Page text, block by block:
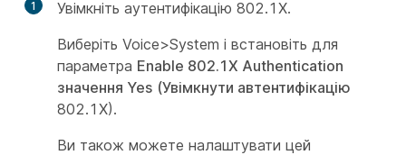
1
Увімкніть аутентифікацію 802.1X.
Виберіть Voice>System і встановіть для
параметра Enable 802.1X Authentication
значення Yes (Увімкнути автентифікацію
802.1X).
Ви також можете налаштувати цей